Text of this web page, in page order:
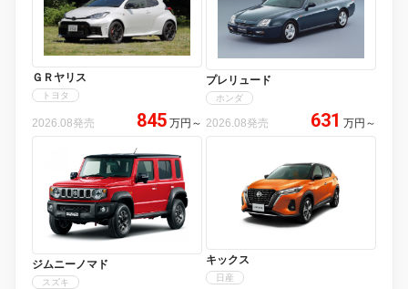
ＧＲヤリス
トヨタ
2026.08発売 845 万円 ～
プレリュード
ホンダ
2026.08発売 631 万円 ～
ジムニーノマド
スズキ
キックス
日産